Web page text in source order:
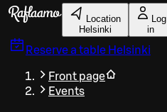
Skip to main content
Location
Helsinki
Log
in
Reserve a table Helsinki
Front page
Events